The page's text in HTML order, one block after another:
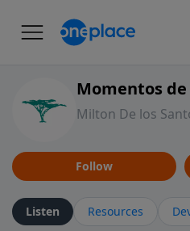
Momentos
Milton De los
Follow
Listen Resources